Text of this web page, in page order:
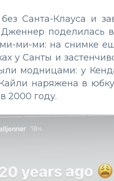
Санта-Клауса и
поделилась в
ми-ми: на снимке
у Санты и
модницами: у
наряжена в
2000 году.